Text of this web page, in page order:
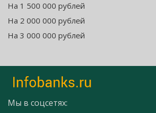
На 1 500 000 рублей
На 2 000 000 рублей
На 3 000 000 рублей
Мы в соцсетях: